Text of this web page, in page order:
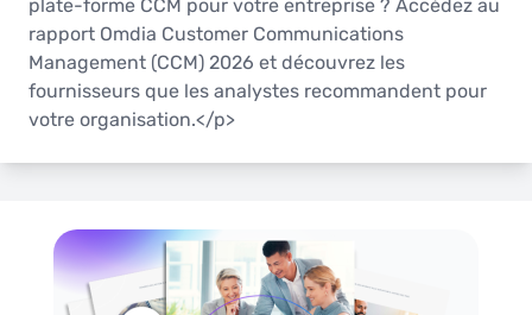
plate-forme CCM pour votre entreprise ? Accédez au
rapport Omdia Customer Communications
Management (CCM) 2026 et découvrez les
fournisseurs que les analystes recommandent pour
votre organisation.</p>